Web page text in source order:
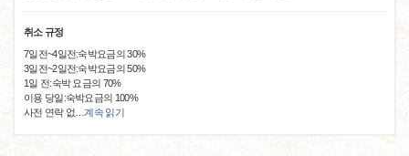
취소 규정
7일전~4일전:숙박요금의 30%
3일전~2일전:숙박요금의 50%
1일 전:숙박 요금의 70%
이용 당일:숙박요금의 100%
사전 연락 없
계속 읽기